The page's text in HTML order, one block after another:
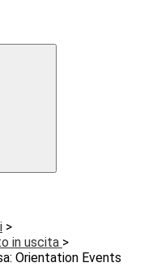
>
in uscita >
Orientation Events